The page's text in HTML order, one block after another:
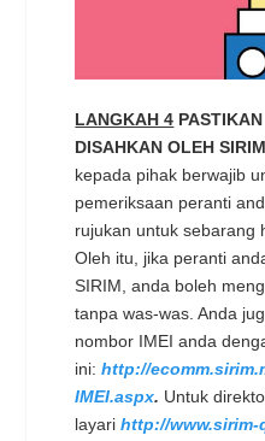
LANGKAH 4
DISAHKAN OLEH SIRIM
kepada pihak berwajib
pemeriksaan peranti
rujukan untuk sebarang
Oleh itu, jika peranti
SIRIM, anda boleh
tanpa was-was. Anda
nombor IMEI anda
ini: http://
IMEI.aspx. Untuk
layari http://www.sirim-